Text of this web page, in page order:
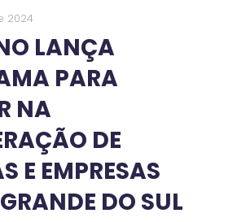
2024
LANÇA
PARA
NA
DE
E EMPRESAS
DO SUL